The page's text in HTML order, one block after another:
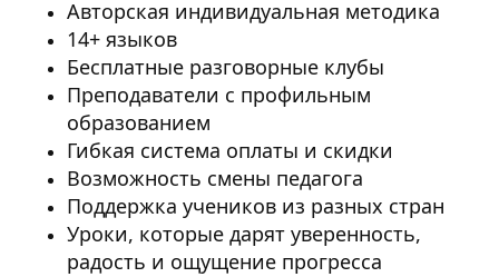
Авторская индивидуальная методика
14+ языков
Бесплатные разговорные клубы
Преподаватели с профильным
образованием
Гибкая система оплаты и скидки
Возможность смены педагога
Поддержка учеников из разных стран
Уроки, которые дарят уверенность,
радость и ощущение прогресса